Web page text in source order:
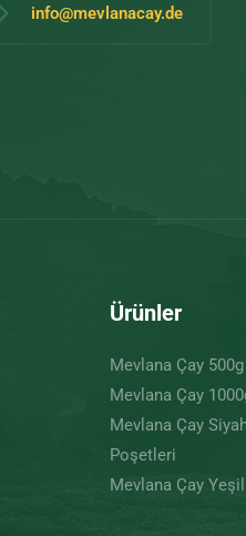
info@mevlanacay.de
Ürünler
Mevlana Çay 500g
Mevlana Çay
Mevlana Çay
Poşetleri
Mevlana Çay